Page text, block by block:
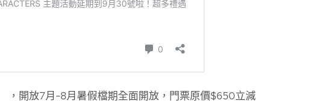
，開放7月-8月暑假檔期全面開放，門票原價$650立減